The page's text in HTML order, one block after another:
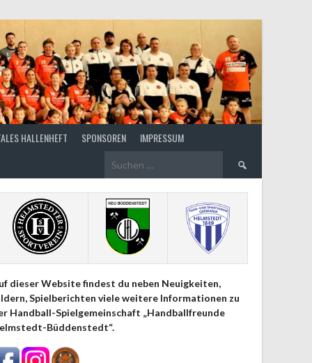
HALLENHEFT SPONSOREN IMPRESSUM
Suchen
dieser Website findest du neben Neuigkeiten,
Spielberichten viele weitere Informationen zu
Handball-Spielgemeinschaft „Handballfreunde
Büddenstedt“.